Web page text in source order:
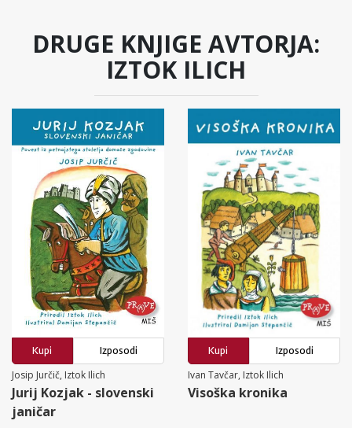
DRUGE KNJIGE AVTORJA:
IZTOK ILICH
Kupi
Izposodi
Josip Jurčič, Iztok Ilich
Jurij Kozjak - slovenski
janičar
Kupi
Izposodi
Ivan Tavčar, Iztok Ilich
Visoška kronika